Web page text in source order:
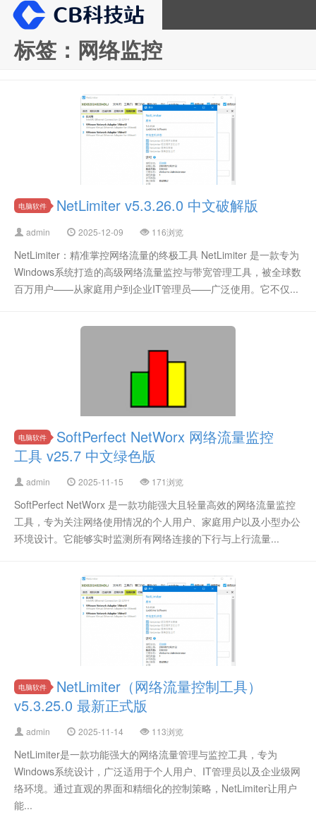
标签：网络监控
电脑软件 NetLimiter v5.3.26.0 中文破解版
admin 2025-12-09 116浏览
NetLimiter：精准掌控网络流量的终极工具 NetLimiter 是一款专为
Windows系统打造的高级网络流量监控与带宽管理工具，被全球数
百万用户——从家庭用户到企业IT管理员——广泛使用。它不仅...
电脑软件
SoftPerfect NetWorx 网络流量监控
工具 v25.7 中文绿色版
admin 2025-11-15 171浏览
SoftPerfect NetWorx 是一款功能强大且轻量高效的网络流量监控
工具，专为关注网络使用情况的个人用户、家庭用户以及小型办公
环境设计。它能够实时监测所有网络连接的下行与上行流量...
电脑软件
NetLimiter（网络流量控制工具）
v5.3.25.0 最新正式版
admin 2025-11-14 113浏览
NetLimiter是一款功能强大的网络流量管理与监控工具，专为
Windows系统设计，广泛适用于个人用户、IT管理员以及企业级网
络环境。通过直观的界面和精细化的控制策略，NetLimiter让用户
能...